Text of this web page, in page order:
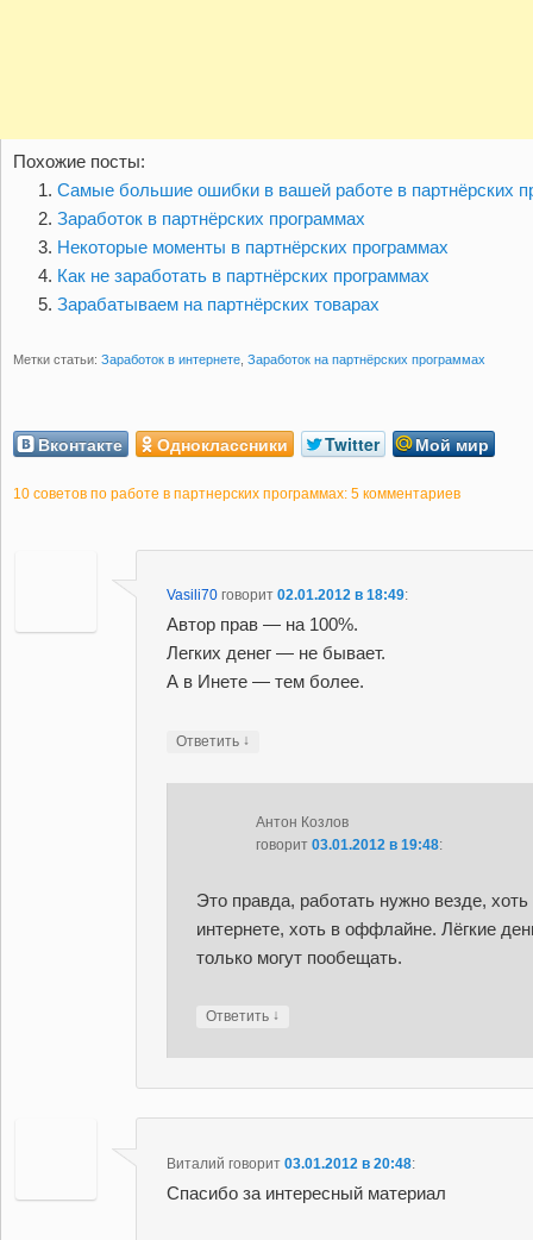
Похожие посты:
Самые большие ошибки в вашей работе в партнёрских
Заработок в партнёрских программах
Некоторые моменты в партнёрских программах
Как не заработать в партнёрских программах
Зарабатываем на партнёрских товарах
Метки статьи: Заработок в интернете Заработок на партнёрских программах
Вконтакте Одноклассники Twitter Мой мир
10 советов по работе в партнерских программах: 5 комментариев
Vasili70 говорит 02.01.2012 в 18:49:
Автор прав — на 100%.
Легких денег — не бывает.
А в Инете — тем более.
Ответить ↓
Антон Козлов
говорит 03.01.2012 в 19:48:
Это правда, работать нужно везде, хоть
интернете, хоть в оффлайне. Лёгкие
только могут пообещать.
Ответить ↓
Виталий говорит 03.01.2012 в 20:48:
Спасибо за интересный материал